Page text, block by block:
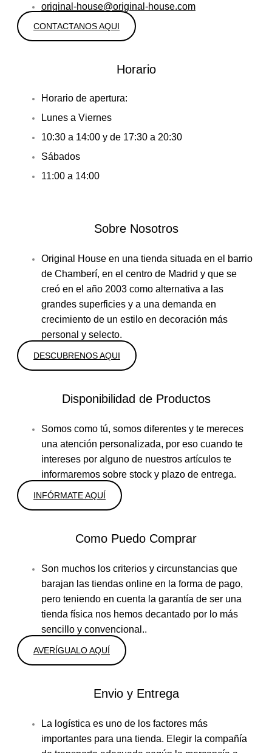
original-house@original-house.com
CONTACTANOS AQUI
Horario
Horario de apertura:
Lunes a Viernes
10:30 a 14:00 y de 17:30 a 20:30
Sábados
11:00 a 14:00
Sobre Nosotros
Original House en una tienda situada en el barrio
de Chamberí, en el centro de Madrid y que se
creó en el año 2003 como alternativa a las
grandes superficies y a una demanda en
crecimiento de un estilo en decoración más
personal y selecto.
DESCUBRENOS AQUI
Disponibilidad de Productos
Somos como tú, somos diferentes y te mereces
una atención personalizada, por eso cuando te
intereses por alguno de nuestros artículos te
informaremos sobre stock y plazo de entrega.
INFÓRMATE AQUÍ
Como Puedo Comprar
Son muchos los criterios y circunstancias que
barajan las tiendas online en la forma de pago,
pero teniendo en cuenta la garantía de ser una
tienda física nos hemos decantado por lo más
sencillo y convencional..
AVERÍGUALO AQUÍ
Envio y Entrega
La logística es uno de los factores más
importantes para una tienda. Elegir la compañía